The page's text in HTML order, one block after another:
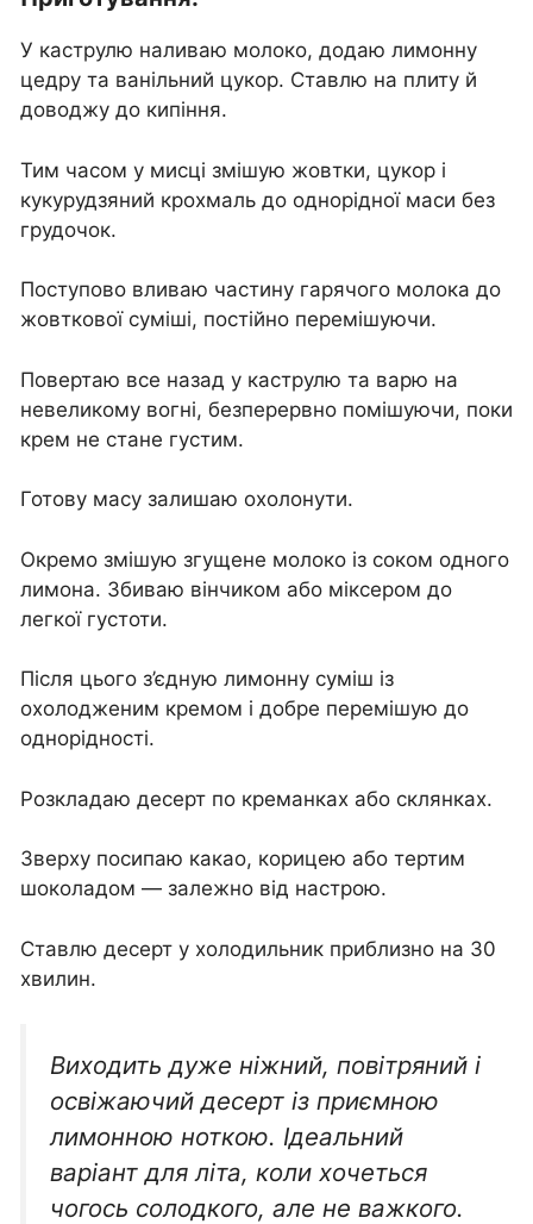
У каструлю наливаю молоко, додаю лимонну
цедру та ванільний цукор. Ставлю на плиту й
доводжу до кипіння.
Тим часом у мисці змішую жовтки, цукор і
кукурудзяний крохмаль до однорідної маси без
грудочок.
Поступово вливаю частину гарячого молока до
жовткової суміші, постійно перемішуючи.
Повертаю все назад у каструлю та варю на
невеликому вогні, безперервно помішуючи, поки
крем не стане густим.
Готову масу залишаю охолонути.
Окремо змішую згущене молоко із соком одного
лимона. Збиваю вінчиком або міксером до
легкої густоти.
Після цього з’єдную лимонну суміш із
охолодженим кремом і добре перемішую до
однорідності.
Розкладаю десерт по креманках або склянках.
Зверху посипаю какао, корицею або тертим
шоколадом — залежно від настрою.
Ставлю десерт у холодильник приблизно на 30
хвилин.
Виходить дуже ніжний, повітряний і
освіжаючий десерт із приємною
лимонною ноткою. Ідеальний
варіант для літа, коли хочеться
чогось солодкого, але не важкого.